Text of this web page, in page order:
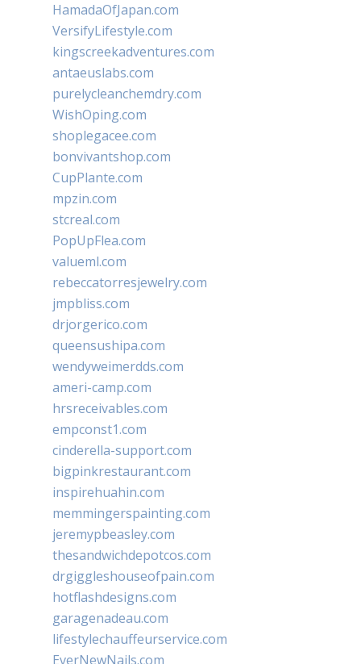
HamadaOfJapan.com
VersifyLifestyle.com
kingscreekadventures.com
antaeuslabs.com
purelycleanchemdry.com
WishOping.com
shoplegacee.com
bonvivantshop.com
CupPlante.com
mpzin.com
stcreal.com
PopUpFlea.com
valueml.com
rebeccatorresjewelry.com
jmpbliss.com
drjorgerico.com
queensushipa.com
wendyweimerdds.com
ameri-camp.com
hrsreceivables.com
empconst1.com
cinderella-support.com
bigpinkrestaurant.com
inspirehuahin.com
memmingerspainting.com
jeremypbeasley.com
thesandwichdepotcos.com
drgiggleshouseofpain.com
hotflashdesigns.com
garagenadeau.com
lifestylechauffeurservice.com
EverNewNails.com